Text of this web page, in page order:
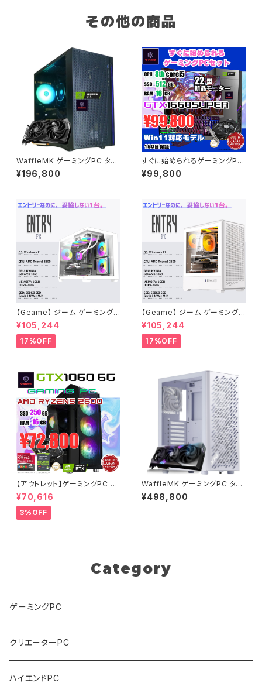
その他の商品
WaffleMK ゲーミングPC タワ
ー型 G-Stormシリーズ AMD
GeForce 16GBメモリ Windo
60 H18 ブラック B0CXHKZR2
¥196,800
すぐに始められるゲーミングPC
セット - 本体 / モニター / ゲー
ミングキーボード＆マウス / ヘッ
¥99,800
【Geame】 ジーム ゲーミングP
C デスクトップ Certified GPU
RTX2060 Ryzen5 3500 メ
モリ16GB SSD 500GB WiFi
Windows11 動画編集 G-Stor
¥105,244
17%OFF
【Geame】 ジーム ゲーミングP
C デスクトップ Certified GPU
RTX2060 Ryzen5 3500 メ
モリ16GB SSD 500GB WiFi
Windows11 動画編集 G-Stor
¥105,244
17%OFF
【アウトレット】ゲーミングPC デ
スクトップPC タワー型 G-Stor
mR 16GBメモリ AMD Ryzen5
2600 CPU GTX 1060 6G Wi
n11搭載 (整備済み品)
¥70,616
3%OFF
WaffleMK ゲーミングPC タワ
ー型 G-StormXi Geforce R
TX 5070 Core i9-13900F 3
¥498,800
Category
ゲーミングPC
クリエーターPC
ハイエンドPC